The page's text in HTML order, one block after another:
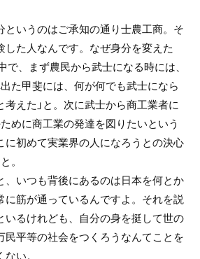
いうのはご承知の通り士農工商。そ
した人なんです。なぜ身分を変えた
で、まず農民から武士になる時には、
た甲斐には、何が何でも武士になら
えた」と。次に武士から商工業者に
めに商工業の発達を図りたいという
に初めて実業界の人になろうとの決心
。
いつも背後にあるのは日本を何とか
に筋が通っているんですよ。それを説
いるけれども、自分の身を挺して世の
民平等の社会をつくろうなんてことを
い。